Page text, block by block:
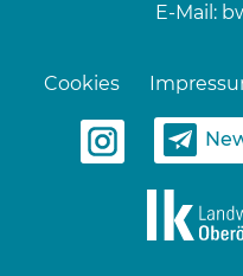
E-Mail:
Cookies